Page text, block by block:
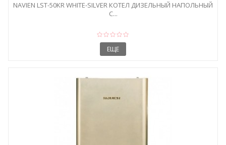
NAVIEN LST-50KR WHITE-SILVER КОТЕЛ ДИЗЕЛЬНЫЙ НАПОЛЬНЫЙ
С...
ЕЩЕ